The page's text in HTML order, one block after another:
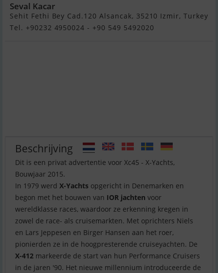
Seval Kacar
Sehit Fethi Bey Cad.120 Alsancak, 35210 Izmir, Turkey
Tel. +90232 4950024 - +90 549 5492020
Beschrijving
Dit is een privat advertentie voor Xc45 - X-Yachts,
Bouwjaar 2015.
In 1979 werd X-Yachts opgericht in Denemarken en
begon met het bouwen van IOR jachten voor
wereldklasse races, waardoor ze erkenning kregen in
zowel de race- als cruisemarkten. Met oprichters Niels
en Lars Jeppesen en Birger Hansen aan het roer,
pionierden ze in de hoogpresterende cruiseyachten. De
X-412 markeerde de start van hun Performance Cruisers
in de jaren '90. Het nieuwe millennium introduceerde de